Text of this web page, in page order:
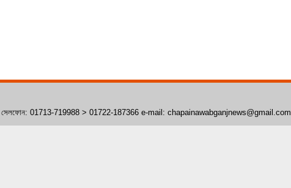
সেলফোন: 01713-719988 > 01722-187366 e-mail: chapainawabganjnews@gmail.com